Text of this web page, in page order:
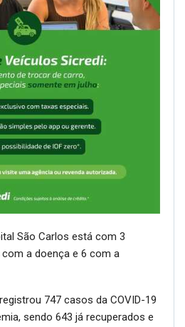
São Carlos está com 3
a doença e 6 com a
747 casos da COVID-19
sendo 643 já recuperados e